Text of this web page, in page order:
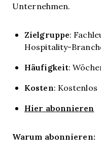
Unternehmen.
Zielgruppe:
Hospitality-
Häufigkeit:
Kosten: Kostenlos
Hier abonnieren
Warum abonnieren: